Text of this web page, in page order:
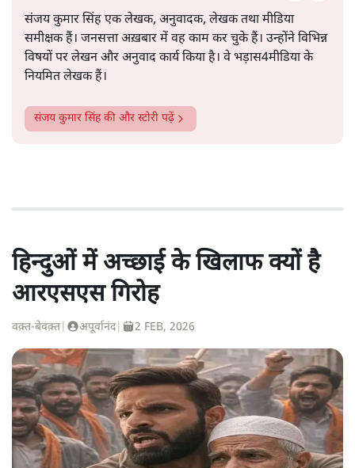
संजय कुमार सिंह एक लेखक, अनुवादक, लेखक तथा मीडिया
समीक्षक हैं। जनसत्ता अख़बार में वह काम कर चुके हैं। उन्होंने विभिन्न
विषयों पर लेखन और अनुवाद कार्य किया है। वे भड़ास4मीडिया के
नियमित लेखक हैं।
संजय कुमार सिंहकी और स्टोरी पढ़ें
हिन्दुओं में अच्छाई के खिलाफ क्यों है
आरएसएस गिरोह
वक़्त-बेवक़्त अपूर्वानंद| 2 FEB, 2026